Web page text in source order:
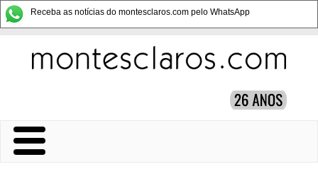
Receba as notícias do montesclaros.com pelo WhatsApp